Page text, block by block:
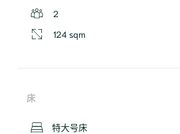
2
124 sqm
床
特大号床